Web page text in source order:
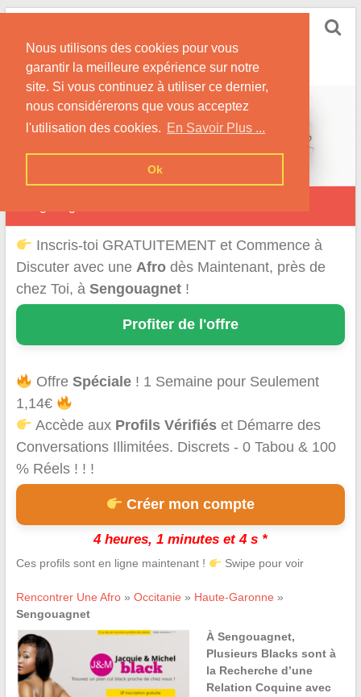
Nous utilisons des cookies pour vous
garantir la meilleure expérience sur notre
site. Si vous continuez à utiliser ce dernier,
nous considérerons que vous acceptez
l'utilisation des cookies. En Savoir Plus ...
Ok
Skip
content
Conseils pour des Rencontres Coquines avec des
Afros !
Inscris-toi GRATUITEMENT et Commence à
Discuter avec une Afrodès Maintenant, près de
chez Toi, à Sengouagnet!
Profiter de l'offre
OffreSpéciale ! 1 Semaine pour Seulement
1,14€
Accède aux Profils Vérifiés et Démarre des
Conversations Illimitées. Discrets - 0 Tabou & 100
% Réels ! ! !
Créer mon compte
4 heures, 1 minutes et 4 s *
Ces profils sont en ligne maintenant ! Swipe pour voir
Rencontrer Une Afro» Occitanie » Haute-Garonne »
Sengouagnet
À Sengouagnet,
Plusieurs Blacks sont à
la Recherche d’une
Relation Coquine avec